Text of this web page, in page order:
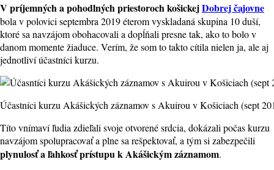
V príjemných a pohodlných priestoroch košickejDobrej čajovne
bola v polovici septembra 2019 éterom vyskladaná skupina 10 duší,
ktoré sa navzájom obohacovali a dopĺňali presne tak, ako to bolo v
danom momente žiaduce. Verím, že som to takto cítila nielen ja, ale aj
jednotliví účastníci kurzu.
Účastníci kurzu Akášických záznamov s Akuirou v Košiciach (sept
Títo vnímaví ľudia zdieľali svoje otvorené srdcia, dokázali počas kurzu
navzájom spolupracovať a plne sa rešpektovať, a tým si zabezpečili
plynulosť a ľahkosť prístupu k Akášickým záznamom.